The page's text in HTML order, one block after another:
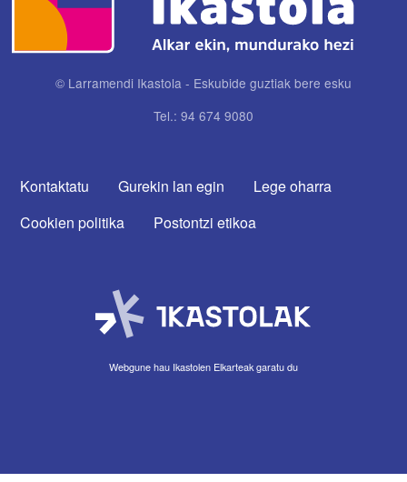
© Larramendi Ikastola - Eskubide guztiak bere esku
Tel.: 94 674 9080
CONTACTA CON NOSOTROS
Kontaktatu Gurekin lan egin
Lege oharra
Cookien politika
Postontzi etikoa
Webgune hau Ikastolen Elkarteak garatu du